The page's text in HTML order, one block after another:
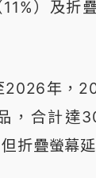
）及折
年，
，合計達
折疊螢幕